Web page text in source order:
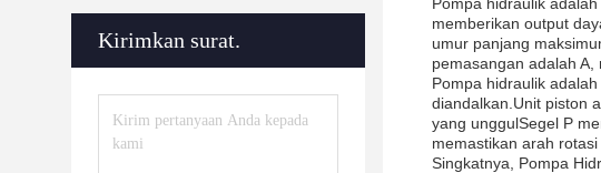
Kirimkan surat.
memberikan output
umur panjang
pemasangan adalah A,
Pompa hidraulik
diandalkan.Unit piston
yang unggulSegel P
memastikan arah
Singkatnya, Pompa